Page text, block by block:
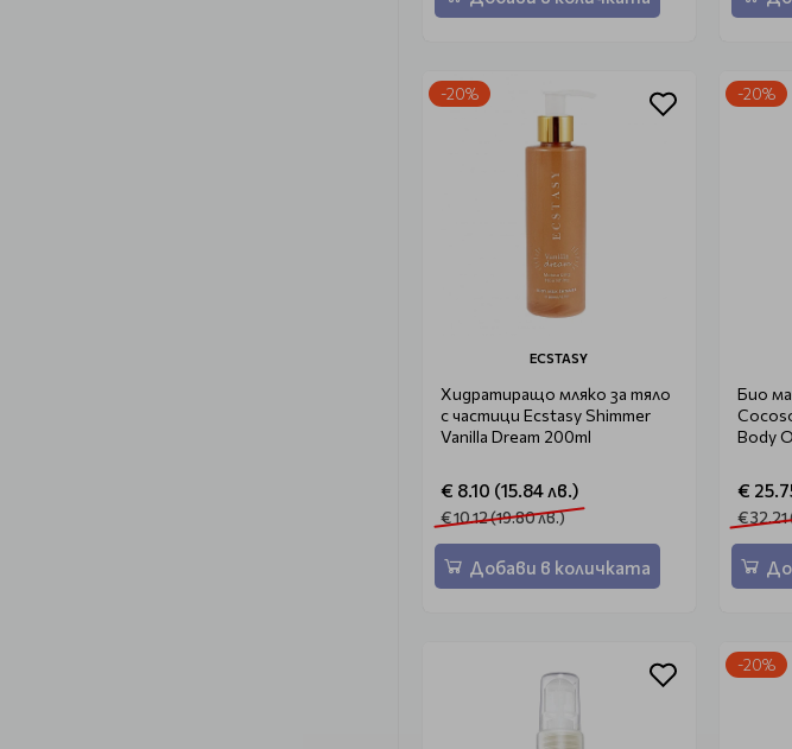
-20%
ECSTASY
Хидратиращо мляко за тяло
с частици Ecstasy Shimmer
Vanilla Dream 200ml
€ 8.10 (15.84 лв.)
€ 10.12 (19.80 лв.)
Добави в количката
-20%
Био
Body
€
€
-20%